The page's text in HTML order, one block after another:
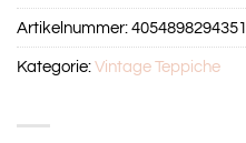
Artikelnummer:4054898294351
Kategorie:Vintage Teppiche